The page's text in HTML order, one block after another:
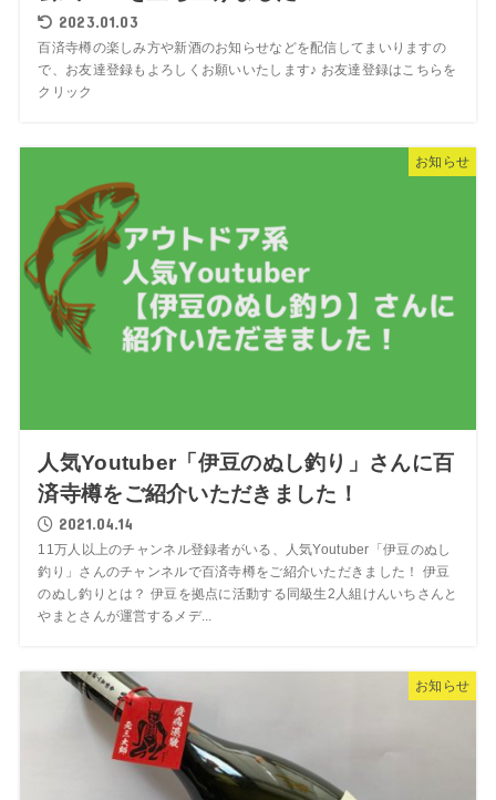
2023.01.03
百済寺樽の楽しみ方や新酒のお知らせなどを配信してまいりますの
で、お友達登録もよろしくお願いいたします♪ お友達登録はこちらを
クリック
お知らせ
人気Youtuber「伊豆のぬし釣り」さんに百
済寺樽をご紹介いただきました！
2021.04.14
11万人以上のチャンネル登録者がいる、人気Youtuber「伊豆のぬし
釣り」さんのチャンネルで百済寺樽をご紹介いただきました！ 伊豆
のぬし釣りとは？ 伊豆を拠点に活動する同級生2人組けんいちさんと
やまとさんが運営するメデ...
お知らせ